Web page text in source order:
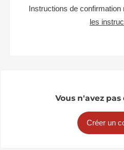
Instructions de confirmation
les
Vous n'avez
Créer un